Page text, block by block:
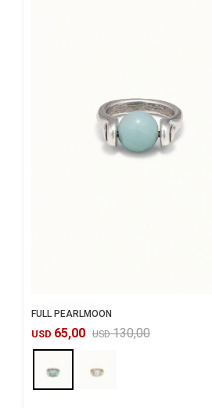
FULL PEARLMOON
USD 65,00 USD 130,00